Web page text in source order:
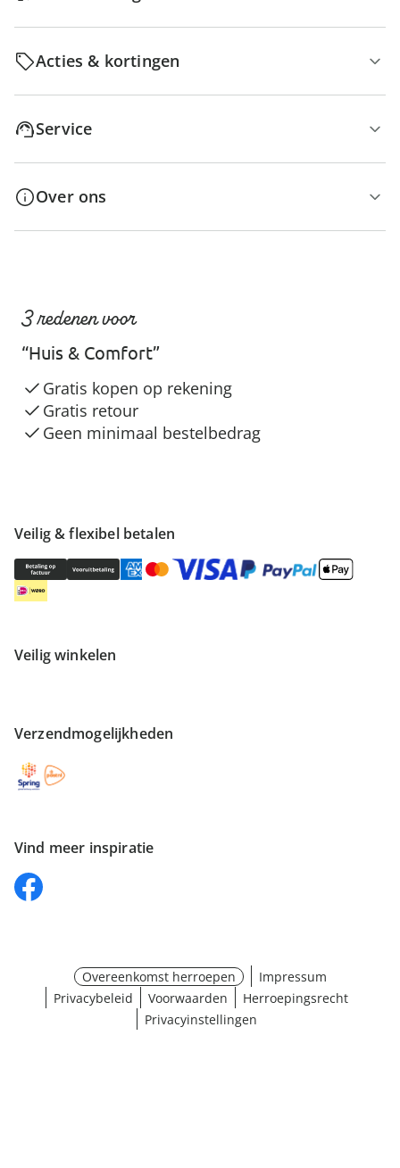
Acties & kortingen
Service
Over ons
Veilig & flexibel betalen
Veilig winkelen
Verzendmogelijkheden
Vind meer inspiratie
3 redenen voor
“Huis & Comfort”
Gratis kopen op rekening
Gratis retour
Geen minimaal bestelbedrag
Overeenkomst herroepen
Impressum
Privacybeleid
Voorwaarden
Herroepingsrecht
Privacyinstellingen